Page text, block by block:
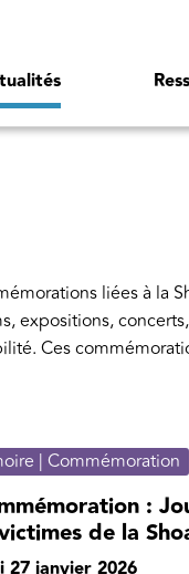
liées à la
expositions,
Ces
| Commémoration
:
de la